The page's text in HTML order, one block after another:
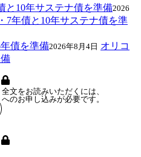
2026
7年債と10年サステナ債を準
2026年8月4日 オリコ
文をお読みいただくには、
のお申し込みが必要です。